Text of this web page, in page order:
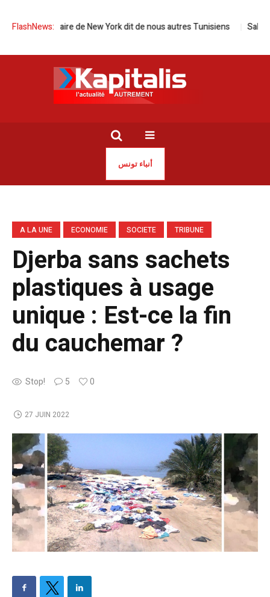
FlashNews:
maire de New York dit de nous autres Tunisiens Salon du livre
أنباء تونس
A LA UNE ECONOMIE SOCIETE TRIBUNE
Djerba sans sachets
plastiques à usage
unique : Est-ce la fin
du cauchemar ?
Stop! 5 0
27 JUIN 2022